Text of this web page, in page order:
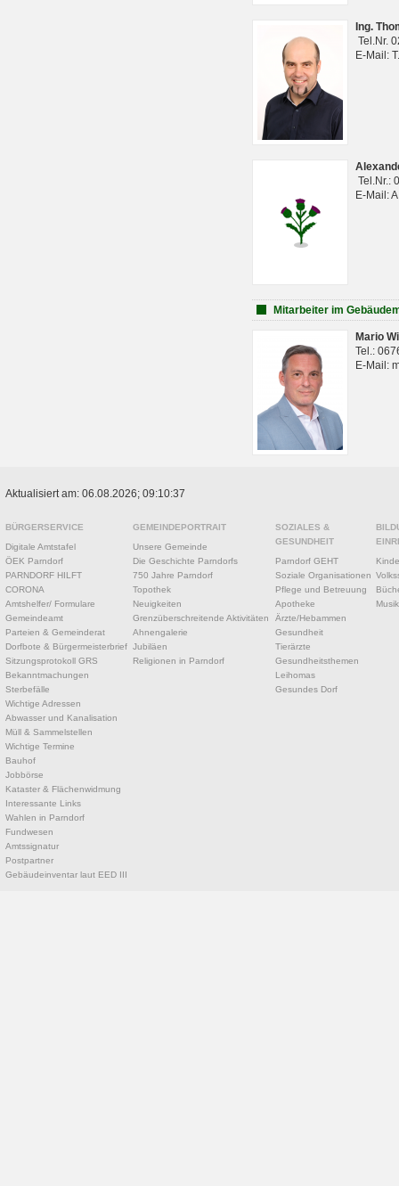
Ing.
Tel.Nr.
E-Mail:
Tel.Nr.:
E-Mail:
Mitarbeiter im
Mario
Tel.:
E-Mail:
Aktualisiert am: 06.08.2026; 09:10:37
BÜRGERSERVICE
Digitale Amtstafel
ÖEK Parndorf
PARNDORF HILFT
CORONA
Amtshelfer/ Formulare
Gemeindeamt
Parteien & Gemeinderat
Dorfbote & Bürgermeisterbrief
Sitzungsprotokoll GRS
Bekanntmachungen
Sterbefälle
Wichtige Adressen
Abwasser und Kanalisation
Müll & Sammelstellen
Wichtige Termine
Bauhof
Jobbörse
Kataster & Flächenwidmung
Interessante Links
Wahlen in Parndorf
Fundwesen
Amtssignatur
Postpartner
Gebäudeinventar laut EED III
GEMEINDEPORTRAIT
Unsere Gemeinde
Die Geschichte Parndorfs
750 Jahre Parndorf
Topothek
Neuigkeiten
Grenzüberschreitende Aktivitäten
Ahnengalerie
Jubiläen
Religionen in Parndorf
SOZIALES &
GESUNDHEIT
Parndorf GEHT
Soziale Organisationen
Pflege und Betreuung
Apotheke
Ärzte/Hebammen
Gesundheit
Tierärzte
Gesundheitsthemen
Leihomas
Gesundes Dorf